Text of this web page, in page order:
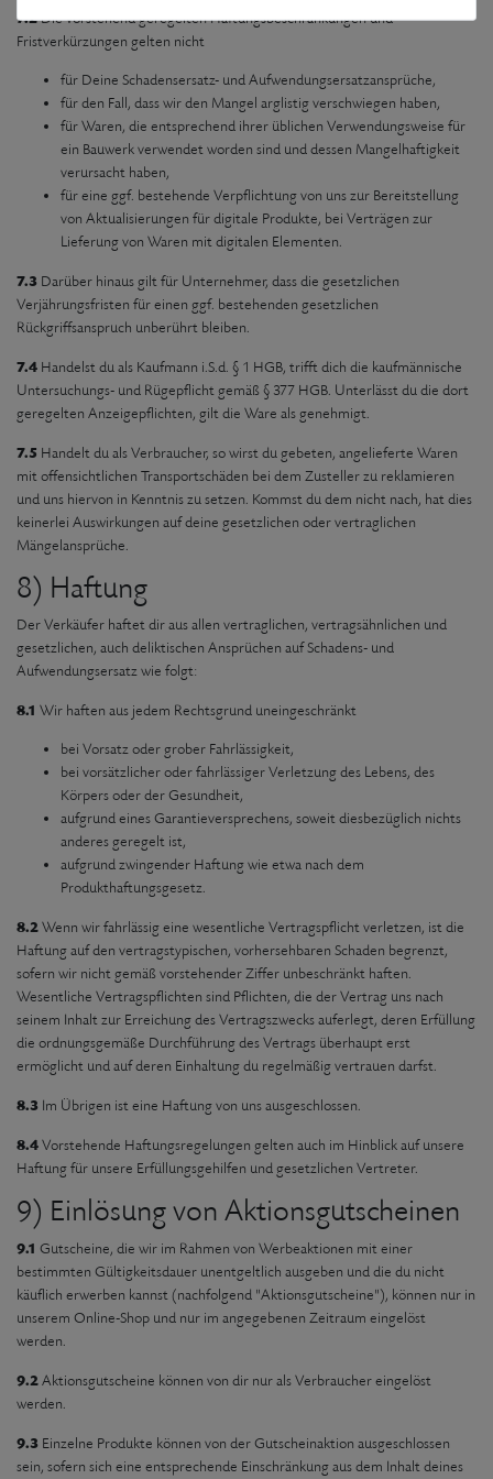
7.2Die vorstehend geregelten Haftungsbeschränkungen und
Fristverkürzungen gelten nicht
für Deine Schadensersatz- und Aufwendungsersatzansprüche,
für den Fall, dass wir den Mangel arglistig verschwiegen haben,
für Waren, die entsprechend ihrer üblichen Verwendungsweise für
ein Bauwerk verwendet worden sind und dessen Mangelhaftigkeit
verursacht haben,
für eine ggf. bestehende Verpflichtung von uns zur Bereitstellung
von Aktualisierungen für digitale Produkte, bei Verträgen zur
Lieferung von Waren mit digitalen Elementen.
7.3 Darüber hinaus gilt für Unternehmer, dass die gesetzlichen
Verjährungsfristen für einen ggf. bestehenden gesetzlichen
Rückgriffsanspruch unberührt bleiben.
7.4 Handelst du als Kaufmann i.S.d. § 1 HGB, trifft dich die kaufmännische
Untersuchungs- und Rügepflicht gemäß § 377 HGB. Unterlässt du die dort
geregelten Anzeigepflichten, gilt die Ware als genehmigt.
7.5 Handelt du als Verbraucher, so wirst du gebeten, angelieferte Waren
mit offensichtlichen Transportschäden bei dem Zusteller zu reklamieren
und uns hiervon in Kenntnis zu setzen. Kommst du dem nicht nach, hat dies
keinerlei Auswirkungen auf deine gesetzlichen oder vertraglichen
Mängelansprüche.
8) Haftung
Der Verkäufer haftet dir aus allen vertraglichen, vertragsähnlichen und
gesetzlichen, auch deliktischen Ansprüchen auf Schadens- und
Aufwendungsersatz wie folgt:
8.1 Wir haften aus jedem Rechtsgrund uneingeschränkt
bei Vorsatz oder grober Fahrlässigkeit,
bei vorsätzlicher oder fahrlässiger Verletzung des Lebens, des
Körpers oder der Gesundheit,
aufgrund eines Garantieversprechens, soweit diesbezüglich nichts
anderes geregelt ist,
aufgrund zwingender Haftung wie etwa nach dem
Produkthaftungsgesetz.
8.2Wenn wir fahrlässig eine wesentliche Vertragspflicht verletzen, ist die
Haftung auf den vertragstypischen, vorhersehbaren Schaden begrenzt,
sofern wir nicht gemäß vorstehender Ziffer unbeschränkt haften.
Wesentliche Vertragspflichten sind Pflichten, die der Vertrag uns nach
seinem Inhalt zur Erreichung des Vertragszwecks auferlegt, deren Erfüllung
die ordnungsgemäße Durchführung des Vertrags überhaupt erst
ermöglicht und auf deren Einhaltung du regelmäßig vertrauen darfst.
8.3 Im Übrigen ist eine Haftung von uns ausgeschlossen.
8.4Vorstehende Haftungsregelungen gelten auch im Hinblick auf unsere
Haftung für unsere Erfüllungsgehilfen und gesetzlichen Vertreter.
9) Einlösung von Aktionsgutscheinen
9.1 Gutscheine, die wir im Rahmen von Werbeaktionen mit einer
bestimmten Gültigkeitsdauer unentgeltlich ausgeben und die du nicht
käuflich erwerben kannst (nachfolgend "Aktionsgutscheine"), können nur in
unserem Online-Shop und nur im angegebenen Zeitraum eingelöst
werden.
9.2Aktionsgutscheine können von dir nur als Verbraucher eingelöst
werden.
9.3 Einzelne Produkte können von der Gutscheinaktion ausgeschlossen
sein, sofern sich eine entsprechende Einschränkung aus dem Inhalt deines